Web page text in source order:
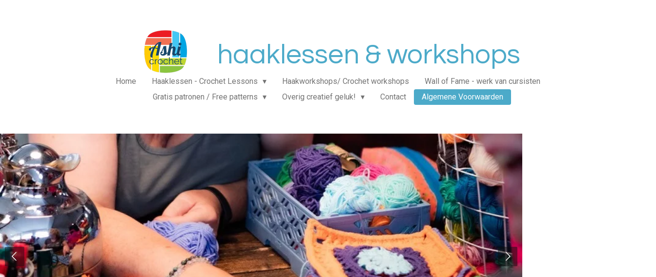
haaklessen & workshops
Home Haaklessen - Crochet Lessons Haakworkshops/ Crochet workshops
Wall of Fame - werk van cursisten
Gratis patronen / Free patterns
Overig creatief geluk! Contact Algemene Voorwaarden